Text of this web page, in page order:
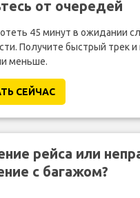
от очередей
45 минут в ожидании
Получите быстрый трек
меньше.
СЕЙЧАС
рейса или
с багажом?